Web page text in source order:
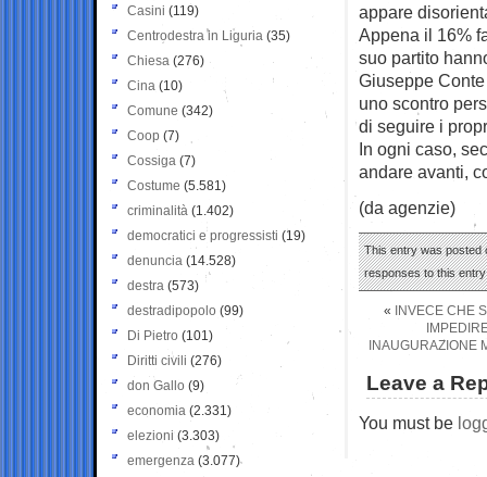
appare
Appena il 16%
suo partito
Giuseppe
uno scontro
di seguire i
In ogni caso,
andare avanti,
(da agenzie)
This entry was posted
responses to this
«
INVECE CHE
INAUGURAZIONE
Leave a
You must be
Casini (119)
Centrodestra in Liguria (35)
Chiesa (276)
Cina (10)
Comune (342)
Coop (7)
Cossiga (7)
Costume (5.581)
criminalità (1.402)
democratici e progressisti (19)
denuncia (14.528)
destra (573)
destradipopolo (99)
Di Pietro (101)
Diritti civili (276)
don Gallo (9)
economia (2.331)
elezioni (3.303)
emergenza (3.077)